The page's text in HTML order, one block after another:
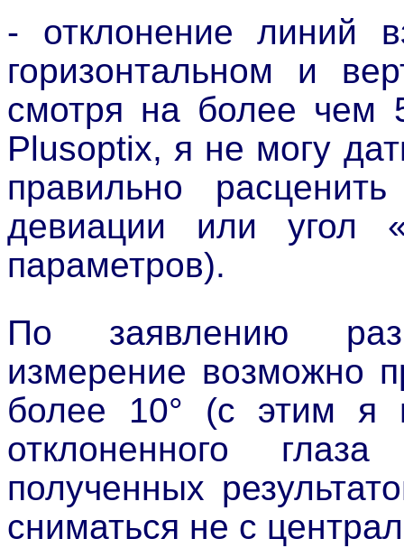
- отклонение линий
горизонтальном и
смотря на более чем
Plusoptix, я не могу
правильно
девиации или угол
параметров).
По заявлению
измерение возможно
более 10° (с этим я
отклоненного
полученных
сниматься не с